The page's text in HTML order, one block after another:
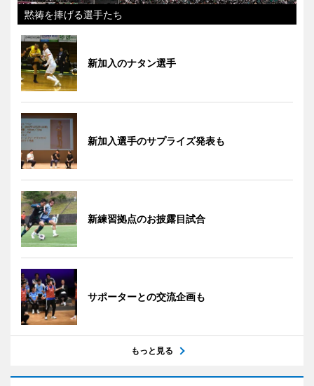
黙祷を捧げる選手たち
新加入のナタン選手
新加入選手のサプライズ発表も
新練習拠点のお披露目試合
サポーターとの交流企画も
もっと見る